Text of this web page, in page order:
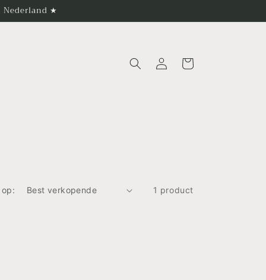
Nederland ★
Inloggen
Winkelwagen
1 product